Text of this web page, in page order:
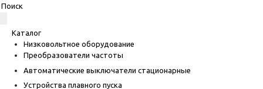
Каталог
Низковольтное оборудование
Преобразователи частоты
Автоматические выключатели стационарные
Устройства плавного пуска